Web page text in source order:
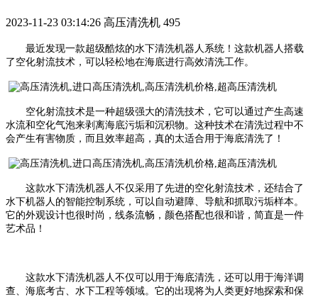
2023-11-23 03:14:26 高压清洗机 495
最近发现一款超级酷炫的水下清洗机器人系统！这款机器人搭载
了空化射流技术，可以轻松地在海底进行高效清洗工作。
空化射流技术是一种超级强大的清洗技术，它可以通过产生高速
水流和空化气泡来剥离海底污垢和沉积物。这种技术在清洗过程中不
会产生有害物质，而且效率超高，真的太适合用于海底清洗了！
这款水下清洗机器人不仅采用了先进的空化射流技术，还结合了
水下机器人的智能控制系统，可以自动避障、导航和抓取污垢样本。
它的外观设计也很时尚，线条流畅，颜色搭配也很和谐，简直是一件
艺术品！
这款水下清洗机器人不仅可以用于海底清洗，还可以用于海洋调
查、海底考古、水下工程等领域。它的出现将为人类更好地探索和保